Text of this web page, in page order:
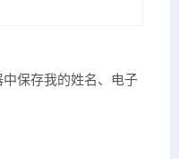
中保存我的姓名、电子